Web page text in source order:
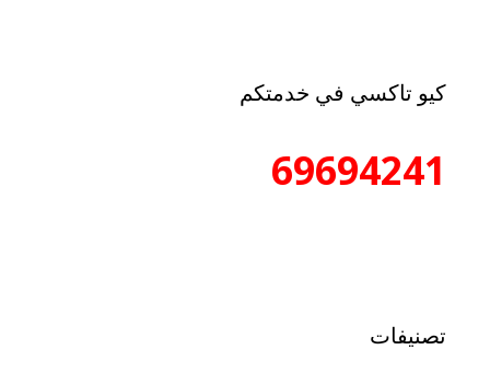
كيو تاكسي في خدمتكم
69694241
تصنيفات